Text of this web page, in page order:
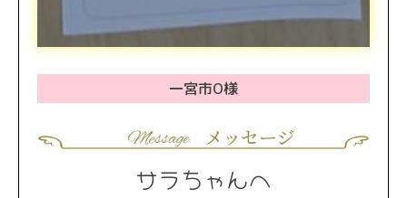
一宮市O様
サラちゃんへ